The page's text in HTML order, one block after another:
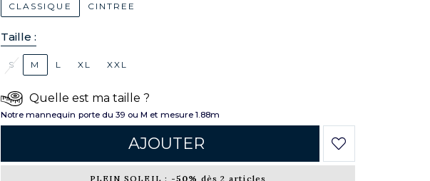
CLASSIQUE CINTREE
Taille :
S M L XL XXL
Quelle est ma taille ?
Notre mannequin porte du 39 ou M et mesure 1.88m
AJOUTER
PLEIN SOLEIL : -50% dès 2 articles